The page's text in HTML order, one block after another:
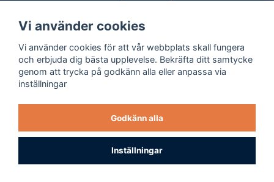
Powered by Nyehandel AB
Företagsuppgifter
Personuppgiftspolicy
Varumärken
Vi använder cookies
Vi använder cookies för att vår webbplats skall fungera
och erbjuda dig bästa upplevelse. Bekräfta ditt samtycke
genom att trycka på godkänn alla eller anpassa via
inställningar
Godkänn alla
Inställningar